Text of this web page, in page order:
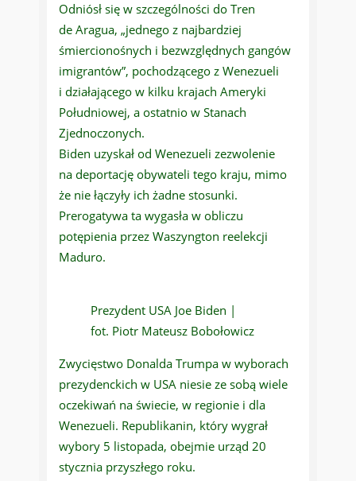
Odniósł się w szczególności do Tren
de Aragua, „jednego z najbardziej
śmiercionośnych i bezwzględnych gangów
imigrantów”, pochodzącego z Wenezueli
i działającego w kilku krajach Ameryki
Południowej, a ostatnio w Stanach
Zjednoczonych.
Biden uzyskał od Wenezueli zezwolenie
na deportację obywateli tego kraju, mimo
że nie łączyły ich żadne stosunki.
Prerogatywa ta wygasła w obliczu
potępienia przez Waszyngton reelekcji
Maduro.
Prezydent USA Joe Biden |
fot. Piotr Mateusz Bobołowicz
Zwycięstwo Donalda Trumpa w wyborach
prezydenckich w USA niesie ze sobą wiele
oczekiwań na świecie, w regionie i dla
Wenezueli. Republikanin, który wygrał
wybory 5 listopada, obejmie urząd 20
stycznia przyszłego roku.